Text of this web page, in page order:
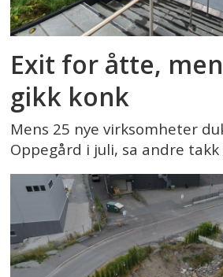
Exit for åtte,
gikk konk
Mens 25 nye virksomheter
Oppegård i juli, sa andre takk